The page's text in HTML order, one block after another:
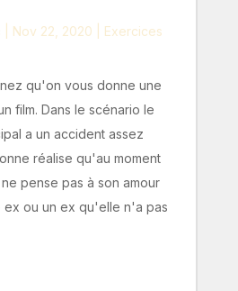
Nov 22, 2020
Exercices
qu'on vous donne une
film. Dans le scénario le
a un accident assez
réalise qu'au moment
pense pas à son amour
ex ou un ex qu'elle n'a pas